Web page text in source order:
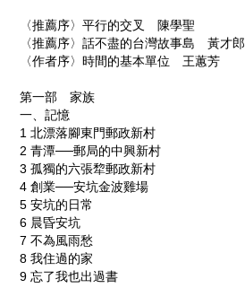
〈推薦序〉平行的交叉 陳學聖
〈推薦序〉話不盡的台灣故事島 黃才郎
〈作者序〉時間的基本單位 王蕙芳
第一部 家族
一、記憶
1 北漂落腳東門郵政新村
2 青潭──郵局的中興新村
3 孤獨的六張犂郵政新村
4 創業──安坑金波雞場
5 安坑的日常
6 晨昏安坑
7 不為風雨愁
8 我住過的家
9 忘了我也出過書